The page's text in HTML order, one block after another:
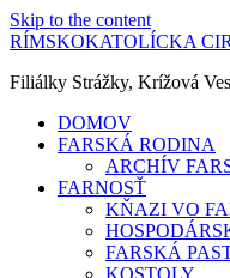
Skip to the content
RÍMSKOKATOLÍCKA
Filiálky Strážky, Krížová
DOMOV
FARSKÁ RODINA
ARCHÍV
FARNOSŤ
KŇAZI VO
FARSKÁ
KOSTOLY